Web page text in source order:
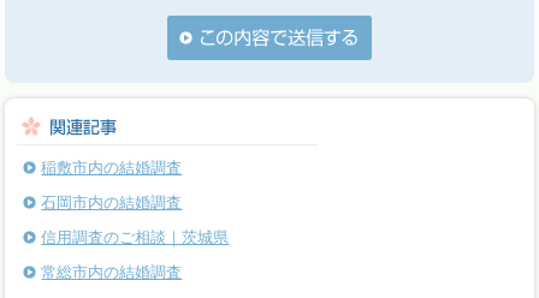
稲敷市内の結婚調査
石岡市内の結婚調査
信用調査のご相談｜茨城県
常総市内の結婚調査